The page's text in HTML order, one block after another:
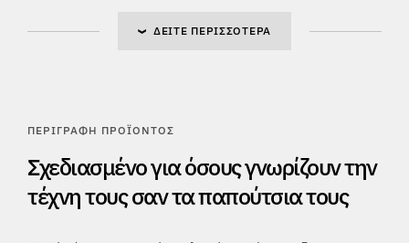
ΔΕΊΤΕ ΠΕΡΙΣΣΌΤΕΡΑ
ΠΕΡΙΓΡΑΦΉ ΠΡΟΪΌΝΤΟΣ
Σχεδιασμένο για όσους γνωρίζουν την
τέχνη τους σαν τα παπούτσια τους